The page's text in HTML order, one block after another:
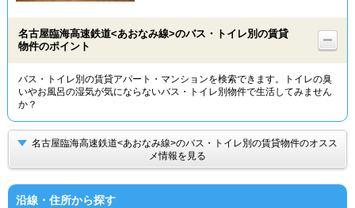
不動産会社から
名古屋臨海高速鉄道<あおなみ線>のバス・トイレ別の賃貸
物件のポイント
バス・トイレ別の賃貸アパート・マンションを検索できます。トイレの臭
いやお風呂の湿気が気にならないバス・トイレ別物件で生活してみません
か？
名古屋臨海高速鉄道<あおなみ線>のバス・トイレ別の賃貸物件のオスス
メ情報を見る
沿線・住所から探す